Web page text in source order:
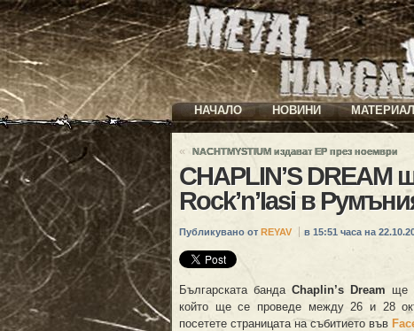
НАЧАЛО НОВИНИ
« NACHTMYSTIUM издават ЕР през ноември
CHAPLIN’S DREAM
Rock’n’Iasi в
Публикувано от REYAV в 15:51 часа на
Българската банда Chaplin’s Dream ще
който ще се проведе между 26 и 28
посетете страницата на събитието във